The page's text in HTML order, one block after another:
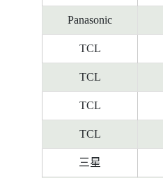
Panasonic
TCL
TCL
TCL
TCL
三星